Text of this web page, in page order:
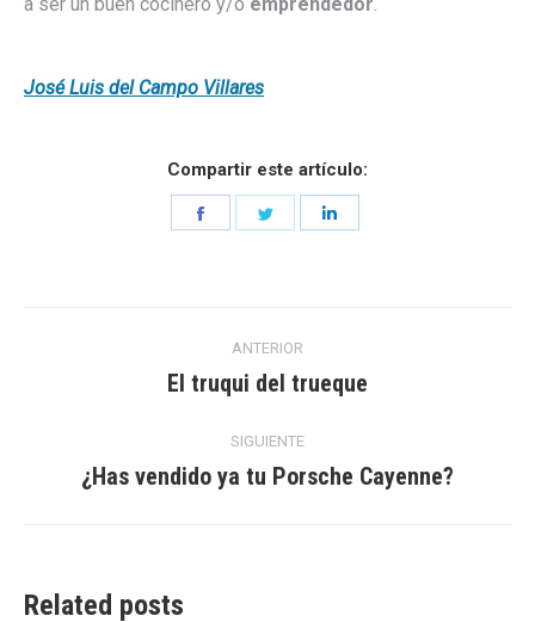
José Luis del Campo Villares
Compartir este artículo:
Share
ANTERIOR
Entrada
El truqui del trueque
SIGUIENTE
Entrada
¿Has vendido ya tu Porsche Cayenne?
Related posts